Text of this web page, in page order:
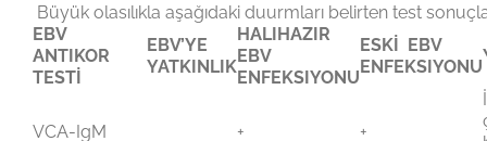
Büyük olasılıkla aşağıdaki duurmları belirten test
EBV
ANTIKOR
TESTİ
EBV’YE
YATKINLIK
HALIHAZIR
EBV
ENFEKSIYONU
ESKİ EBV
ENFEKSIYONU
VCA-IgM + +